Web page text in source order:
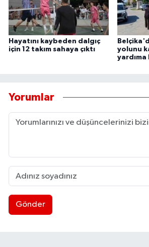
Hayatını kaybeden dalgıç
için 12 takım sahaya çıktı
yolunu
yardıma
Yorumlar
Gönder